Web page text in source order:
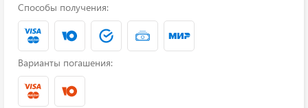
Способы получения:
Варианты погашения: